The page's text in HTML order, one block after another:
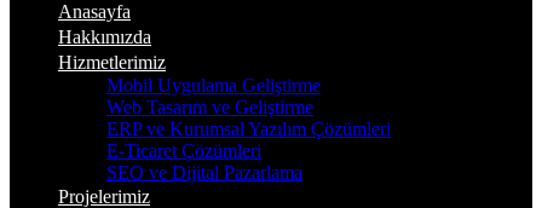
Anasayfa
Hakkımızda
Hizmetlerimiz
Mobil Uygulama Geliştirme
Web Tasarım ve Geliştirme
ERP ve Kurumsal Yazılım Çözümleri
E-Ticaret Çözümleri
SEO ve Dijital Pazarlama
Projelerimiz